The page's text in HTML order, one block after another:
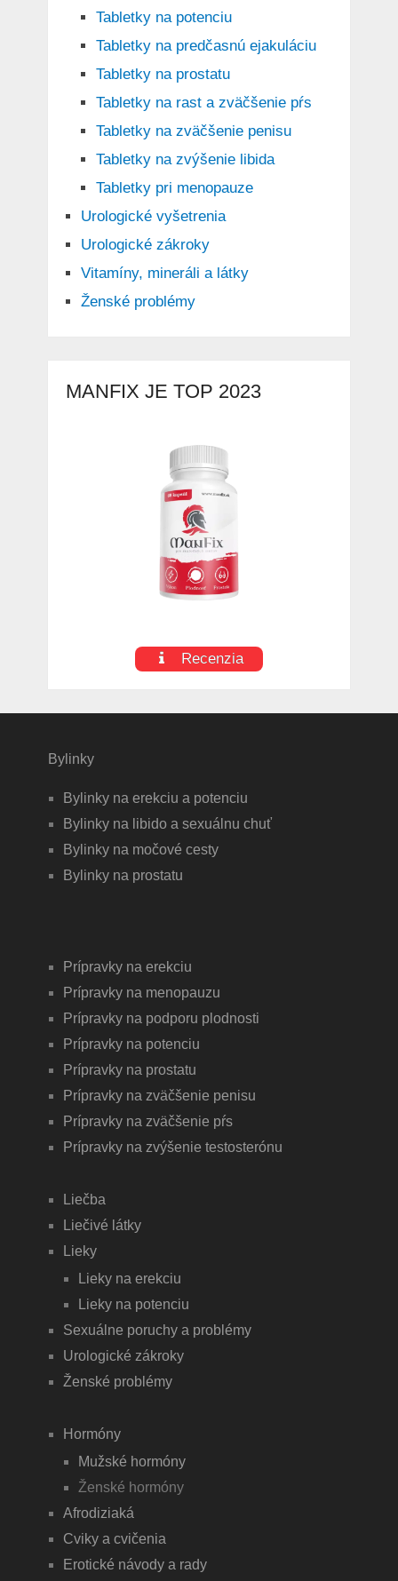
Tabletky na potenciu
Tabletky na predčasnú ejakuláciu
Tabletky na prostatu
Tabletky na rast a zväčšenie pŕs
Tabletky na zväčšenie penisu
Tabletky na zvýšenie libida
Tabletky pri menopauze
Urologické vyšetrenia
Urologické zákroky
Vitamíny, mineráli a látky
Ženské problémy
MANFIX JE TOP 2023
Recenzia
Bylinky
Bylinky na erekciu a potenciu
Bylinky na libido a sexuálnu chuť
Bylinky na močové cesty
Bylinky na prostatu
Prípravky na erekciu
Prípravky na menopauzu
Prípravky na podporu plodnosti
Prípravky na potenciu
Prípravky na prostatu
Prípravky na zväčšenie penisu
Prípravky na zväčšenie pŕs
Prípravky na zvýšenie testosterónu
Liečba
Liečivé látky
Lieky
Lieky na erekciu
Lieky na potenciu
Sexuálne poruchy a problémy
Urologické zákroky
Ženské problémy
Hormóny
Mužské hormóny
Ženské hormóny
Afrodiziaká
Cviky a cvičenia
Erotické návody a rady